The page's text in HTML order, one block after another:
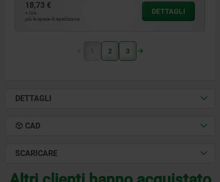
18,73 €
+ IVA
più le spese di spedizione
DETTAGLI
1 2 3
DETTAGLI
CAD
SCARICARE